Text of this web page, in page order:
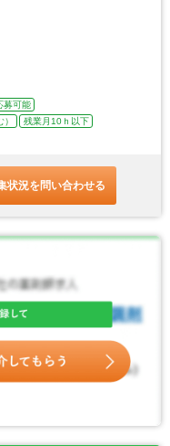
募可能
残業月10ｈ以下
状況を問い合わせる